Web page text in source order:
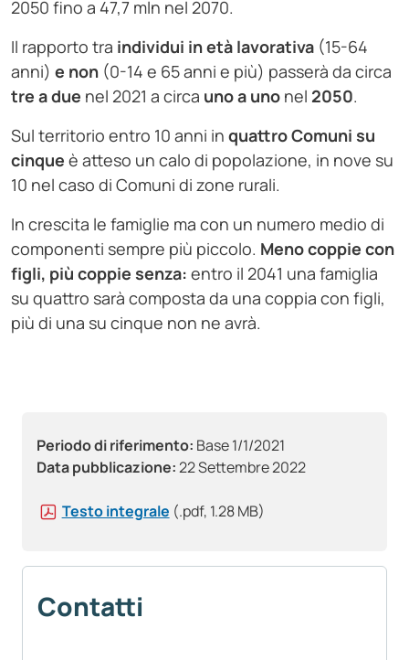
Periodo di riferimento: Base 1/1/2021
Data pubblicazione:22 Settembre 2022
Testo integrale (.pdf, 1.28 MB)
Contatti
2050 fino a 47,7 mln nel 2070.
Il rapporto tra individui in età lavorativa (15-64
anni) e non (0-14 e 65 anni e più) passerà da circa
tre a due nel 2021 a circa uno a uno nel 2050.
Sul territorio entro 10 anni in quattro Comuni su
cinque è atteso un calo di popolazione, in nove su
10 nel caso di Comuni di zone rurali.
In crescita le famiglie ma con un numero medio di
componenti sempre più piccolo. Meno coppie con
figli, più coppie senza: entro il 2041 una famiglia
su quattro sarà composta da una coppia con figli,
più di una su cinque non ne avrà.